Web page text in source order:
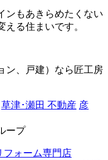
ンもあきらめたくない
る住まいです。
ン、戸建）なら匠工房
草津･瀬田 不動産 彦
ープ
フォーム専門店